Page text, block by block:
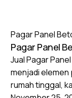
Pagar Panel
Pagar Panel
Jual Pagar
menjadi
rumah tinggal,